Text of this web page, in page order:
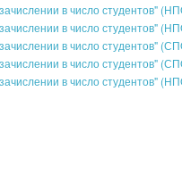
в число студентов"
в число студентов"
в число студентов"
в число студентов"
в число студентов"